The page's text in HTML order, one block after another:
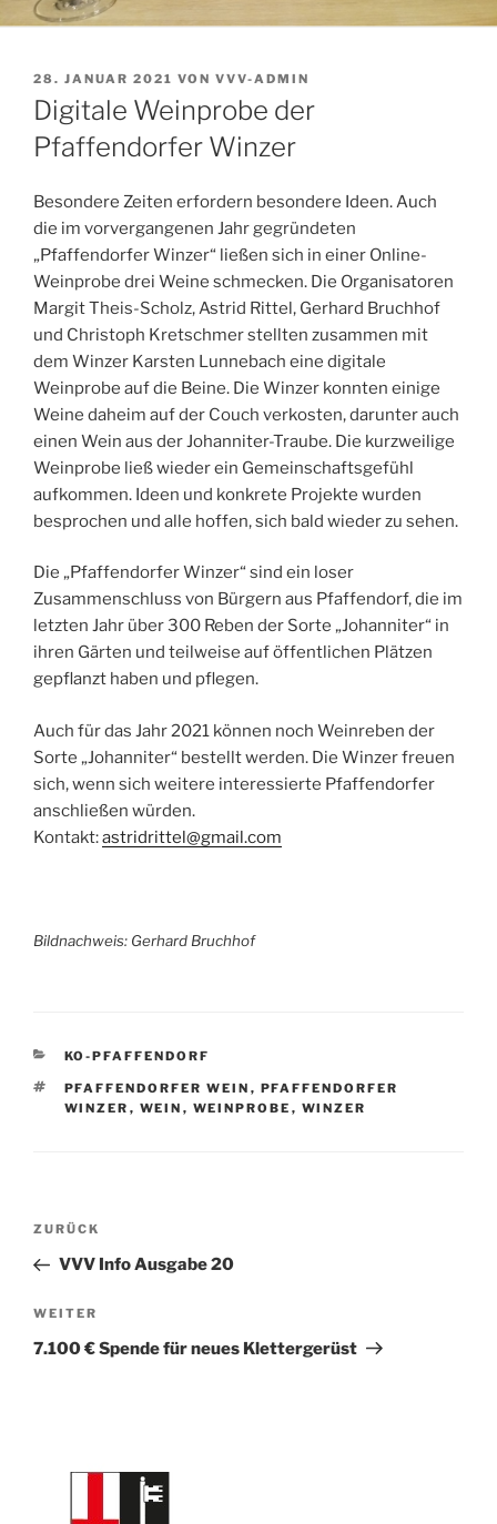
VERÖFFENTLICHT
AM
28. JANUAR 2021 VON VVV-ADMIN
Digitale Weinprobe der
Pfaffendorfer Winzer
Besondere Zeiten erfordern besondere Ideen. Auch
die im vorvergangenen Jahr gegründeten
„Pfaffendorfer Winzer“ ließen sich in einer Online-
Weinprobe drei Weine schmecken. Die Organisatoren
Margit Theis-Scholz, Astrid Rittel, Gerhard Bruchhof
und Christoph Kretschmer stellten zusammen mit
dem Winzer Karsten Lunnebach eine digitale
Weinprobe auf die Beine. Die Winzer konnten einige
Weine daheim auf der Couch verkosten, darunter auch
einen Wein aus der Johanniter-Traube. Die kurzweilige
Weinprobe ließ wieder ein Gemeinschaftsgefühl
aufkommen. Ideen und konkrete Projekte wurden
besprochen und alle hoffen, sich bald wieder zu sehen.
Die „Pfaffendorfer Winzer“ sind ein loser
Zusammenschluss von Bürgern aus Pfaffendorf, die im
letzten Jahr über 300 Reben der Sorte „Johanniter“ in
ihren Gärten und teilweise auf öffentlichen Plätzen
gepflanzt haben und pflegen.
Auch für das Jahr 2021 können noch Weinreben der
Sorte „Johanniter“ bestellt werden. Die Winzer freuen
sich, wenn sich weitere interessierte Pfaffendorfer
anschließen würden.
Kontakt:astridrittel@gmail.com
Bildnachweis: Gerhard Bruchhof
KATEGORIEN
KO-PFAFFENDORF
SCHLAGWÖRTER
PFAFFENDORFER WEIN , PFAFFENDORFER
WINZER , WEIN , WEINPROBE , WINZER
Beitragsnavigation
Vorheriger
Beitrag
ZURÜCK
VVV Info Ausgabe 20
Nächster
Beitrag
WEITER
7.100 € Spende für neues Klettergerüst